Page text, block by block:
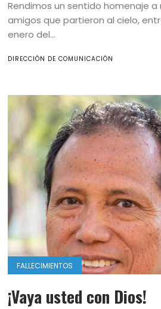
Rendimos un sentido homenaje
amigos que partieron al cielo,
enero del...
DIRECCIÓN DE COMUNICACIÓN
FALLECIMIENTOS
¡Vaya usted con Dios!